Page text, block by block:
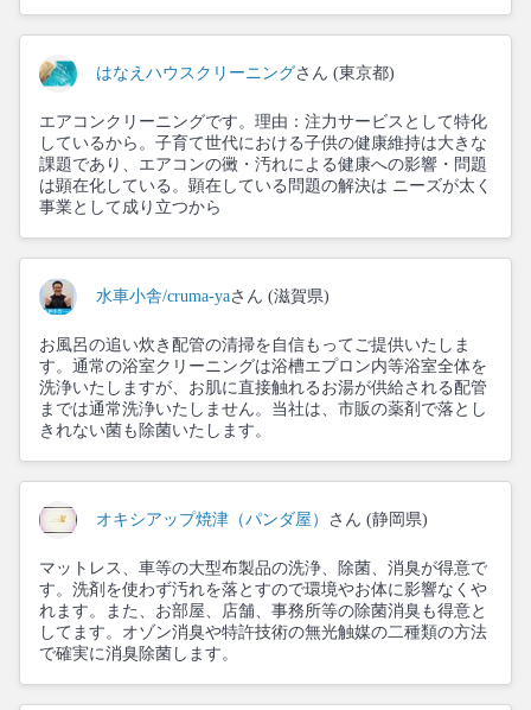
はなえハウスクリーニングさん (東京都)
エアコンクリーニングです。理由：注力サービスとして特化
しているから。子育て世代における子供の健康維持は大きな
課題であり、エアコンの黴・汚れによる健康への影響・問題
は顕在化している。顕在している問題の解決は ニーズが太く
事業として成り立つから
水車小舎/cruma-yaさん (滋賀県)
お風呂の追い炊き配管の清掃を自信もってご提供いたしま
す。通常の浴室クリーニングは浴槽エプロン内等浴室全体を
洗浄いたしますが、お肌に直接触れるお湯が供給される配管
までは通常洗浄いたしません。当社は、市販の薬剤で落とし
きれない菌も除菌いたします。
オキシアップ焼津（パンダ屋） さん (静岡県)
マットレス、車等の大型布製品の洗浄、除菌、消臭が得意で
す。洗剤を使わず汚れを落とすので環境やお体に影響なくや
れます。また、お部屋、店舗、事務所等の除菌消臭も得意と
してます。オゾン消臭や特許技術の無光触媒の二種類の方法
で確実に消臭除菌します。